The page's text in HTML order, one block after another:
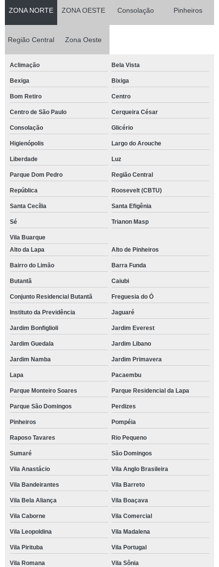
ZONA NORTE ZONA OESTE Consolação Pinheiros
Região Central Zona Oeste
Aclimação Bela Vista
Bexiga Bixiga
Bom Retiro Centro
Centro de São Paulo Cerqueira César
Consolação Glicério
Higienópolis Largo do Arouche
Liberdade Luz
Parque Dom Pedro Região Central
República Roosevelt (CBTU)
Santa Cecília Santa Efigênia
Sé Trianon Masp
Vila Buarque
Alto da Lapa
Alto de Pinheiros
Bairro do Limão Barra Funda
Butantã Caiubi
Conjunto Residencial Butantã Freguesia do Ó
Instituto da Previdência Jaguaré
Jardim Bonfiglioli Jardim Everest
Jardim Guedala Jardim Libano
Jardim Namba Jardim Primavera
Lapa Pacaembu
Parque Monteiro Soares Parque Residencial da Lapa
Parque São Domingos Perdizes
Pinheiros Pompéia
Raposo Tavares Rio Pequeno
Sumaré São Domingos
Vila Anastácio Vila Anglo Brasileira
Vila Bandeirantes Vila Barreto
Vila Bela Aliança Vila Boaçava
Vila Caborne Vila Comercial
Vila Leopoldina Vila Madalena
Vila Pirituba Vila Portugal
Vila Romana Vila Sônia